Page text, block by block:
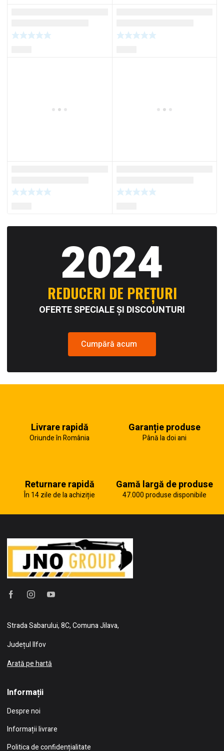
2024
REDUCERI DE PREȚURI
OFERTE SPECIALE ȘI DISCOUNTURI
Cumpără acum
Livrare rapidă
Oriunde în România
Garanție produse
Până la doi ani
Returnare rapidă
În 14 zile de la achiziție
Gamă largă de produse
47.000 produse disponibile
Strada Sabarului, 8C, Comuna Jilava,
Județul Ilfov
Arată pe hartă
Informații
Despre noi
Informații livrare
Politica de confidențialitate